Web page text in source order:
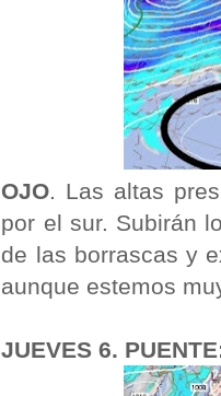
OJO. Las altas
por el sur. Subirán
de las borrascas y
aunque estemos
JUEVES 6.